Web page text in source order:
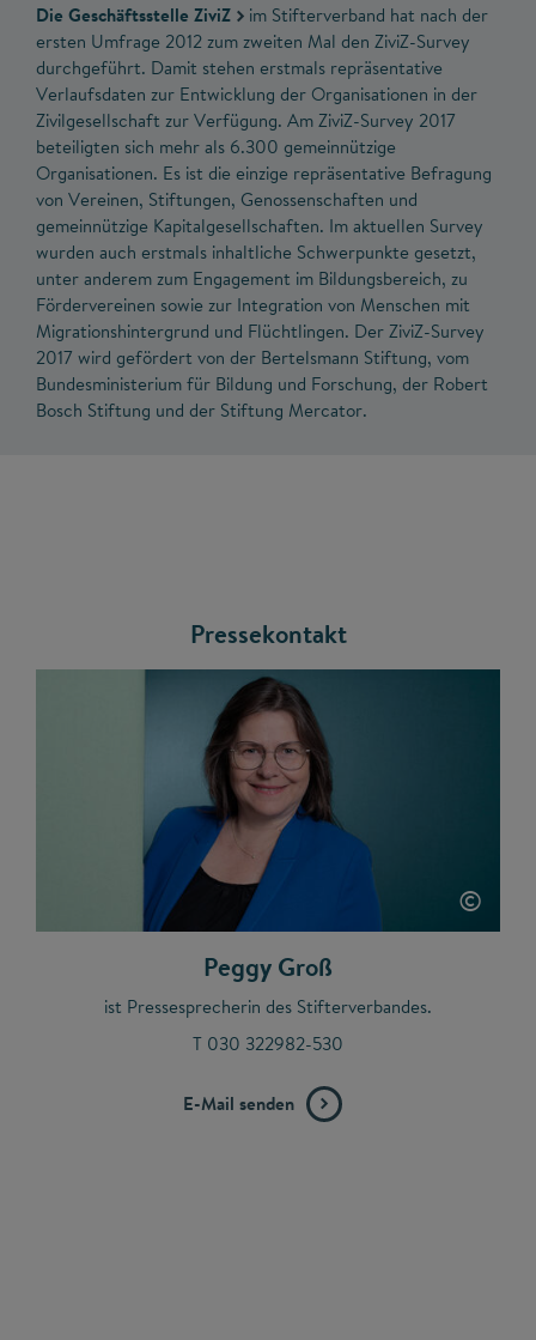
Die Geschäftsstelle ZiviZ
im Stifterverband hat nach der
ersten Umfrage 2012 zum zweiten Mal den ZiviZ-Survey
durchgeführt. Damit stehen erstmals repräsentative
Verlaufsdaten zur Entwicklung der Organisationen in der
Zivilgesellschaft zur Verfügung. Am ZiviZ-Survey 2017
beteiligten sich mehr als 6.300 gemeinnützige
Organisationen. Es ist die einzige repräsentative Befragung
von Vereinen, Stiftungen, Genossenschaften und
gemeinnützige Kapitalgesellschaften. Im aktuellen Survey
wurden auch erstmals inhaltliche Schwerpunkte gesetzt,
unter anderem zum Engagement im Bildungsbereich, zu
Fördervereinen sowie zur Integration von Menschen mit
Migrationshintergrund und Flüchtlingen. Der ZiviZ-Survey
2017 wird gefördert von der Bertelsmann Stiftung, vom
Bundesministerium für Bildung und Forschung, der Robert
Bosch Stiftung und der Stiftung Mercator.
Pressekontakt
©
Peggy Groß
ist Pressesprecherin des Stifterverbandes.
T 030 322982-530
E-Mail senden